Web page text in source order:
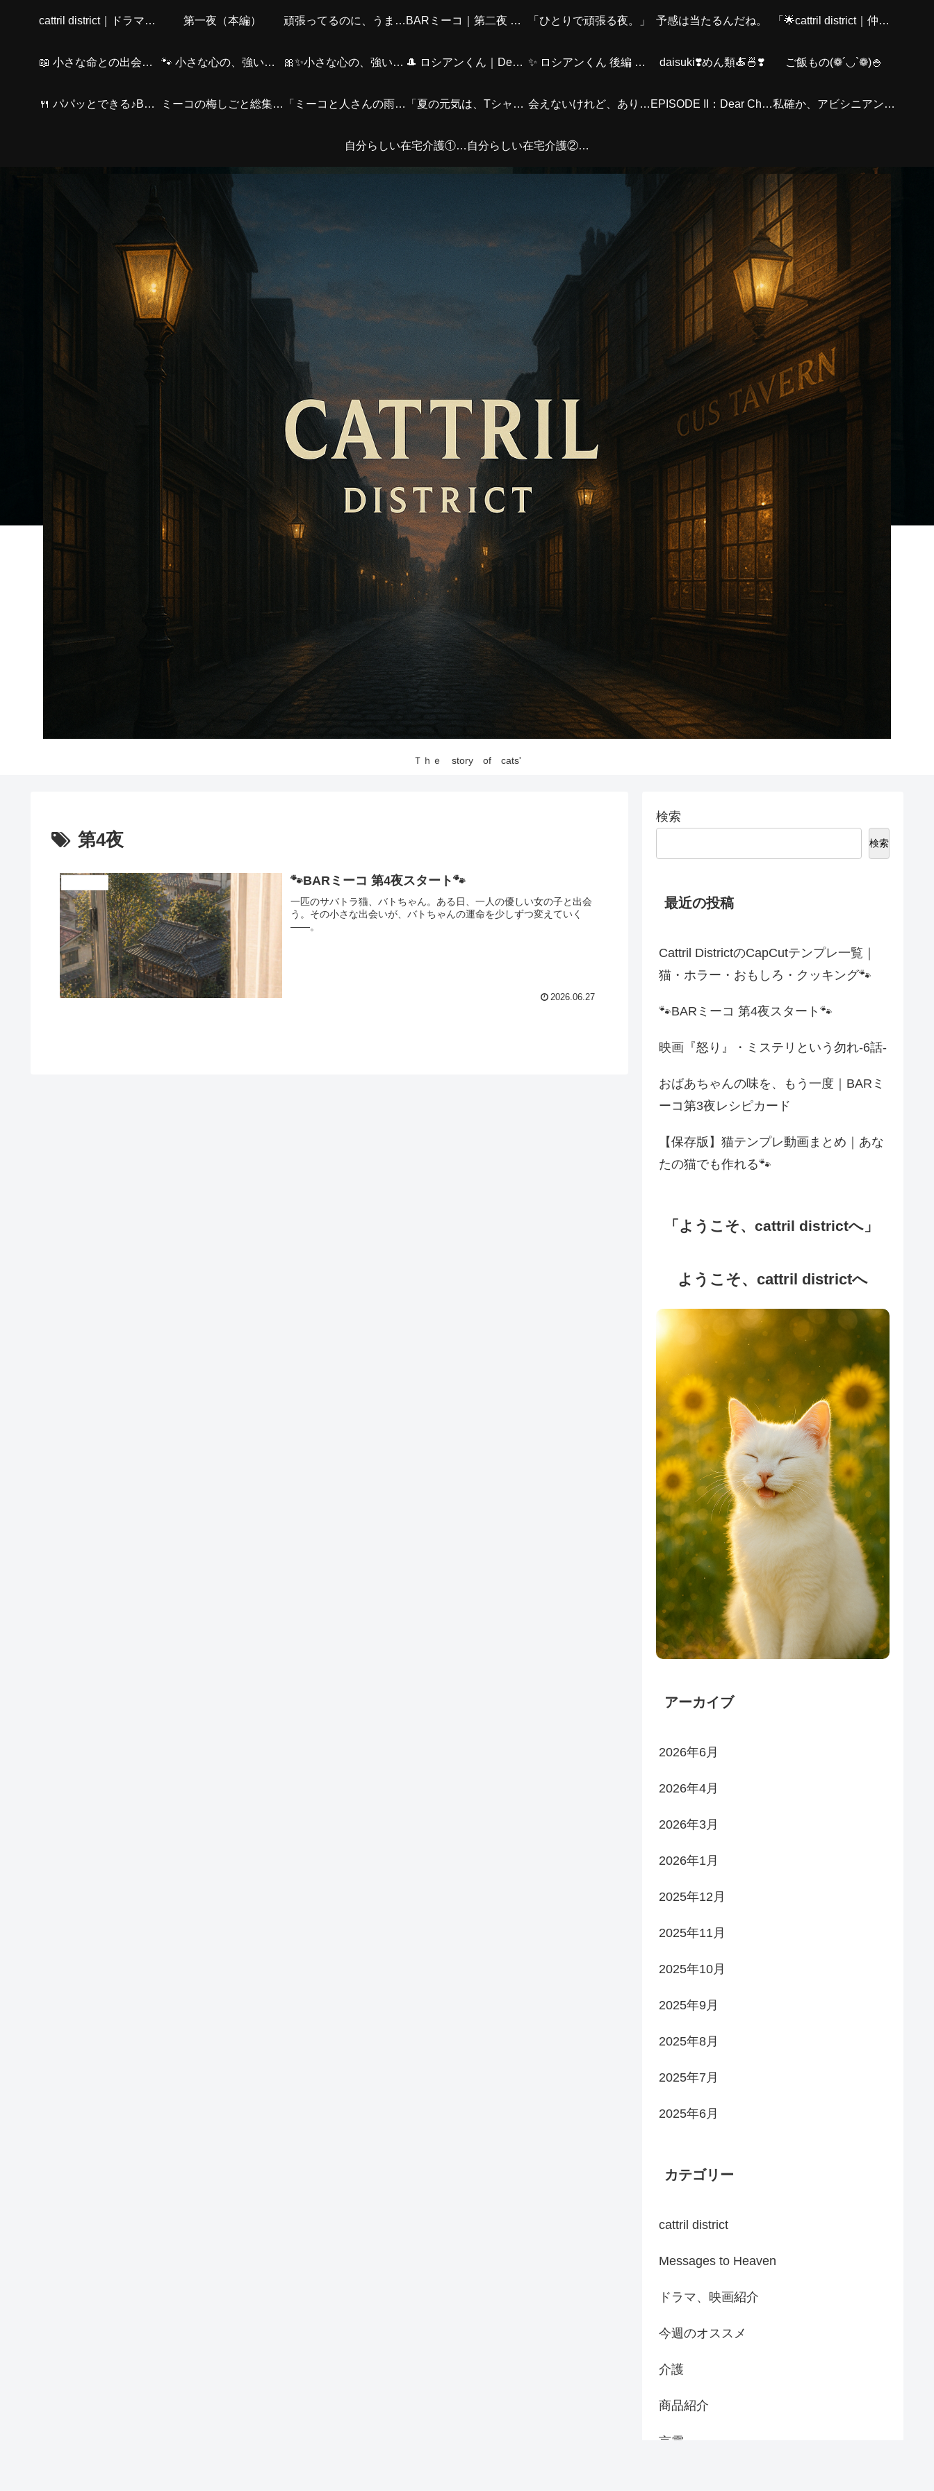
Ｔｈｅ story of cats'
cattril district｜ドラマ感想・Amazonおすすめ・仲間紹介・猫の物語・介護 第一夜（本編） 頑張ってるのに、うまくいかない夜に。―シャムくん篇― BARミーコ｜第二夜 ベンガルさん篇 「ひとりで頑張る夜。」 予感は当たるんだね。 「🌟cattril district｜仲間紹介」
📖 小さな命との出会い〜出会いのStory｜ミーコと、とらくん〜 🐾 小さな心の、強い友情～（くろくんver.） 🎀✨小さな心の、強い友情～（ミーコver.） 🎩 ロシアンくん｜Departure編 ✨ ロシアンくん 後編 – The Road Back ✨ daisuki❣️めん類🍝🍜❣️ ご飯もの(❁´◡`❁)🍚
🍴 パパッとできる♪BARのかんたんおつまみ ミーコの梅しごと総集編🫙 「ミーコと人さんの雨の日スタイル｜お気に入りチャームとともに」 「夏の元気は、Tシャツとデニムから。アクセとバッグで私らしく！」 会えないけれど、ありがとう。お父さんへ。 EPISODE II：Dear Chiro 私確か、アビシニアン？あの、スレンダーの？
自分らしい在宅介護①〜はじめに〜 自分らしい在宅介護②｜介護する側の心身の疲れ
第4夜
🐾BARミーコ 第4夜スタート🐾
一匹のサバトラ猫、バトちゃん。ある日、一人の優しい女の子と出会
う。その小さな出会いが、バトちゃんの運命を少しずつ変えていく
――。
2026.06.27
検索
検索
最近の投稿
Cattril DistrictのCapCutテンプレ一覧｜
猫・ホラー・おもしろ・クッキング🐾
🐾BARミーコ 第4夜スタート🐾
映画『怒り』・ミステリという勿れ-6話-
おばあちゃんの味を、もう一度｜BARミ
ーコ第3夜レシピカード
【保存版】猫テンプレ動画まとめ｜あな
たの猫でも作れる🐾
「ようこそ、cattril districtへ」
ようこそ、cattril districtへ
アーカイブ
2026年6月
2026年4月
2026年3月
2026年1月
2025年12月
2025年11月
2025年10月
2025年9月
2025年8月
2025年7月
2025年6月
カテゴリー
cattril district
Messages to Heaven
ドラマ、映画紹介
今週のオススメ
介護
商品紹介
言霊